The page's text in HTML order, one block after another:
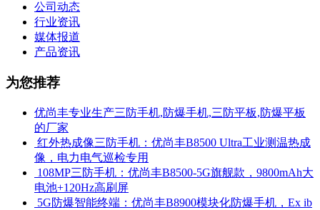
公司动态
行业资讯
媒体报道
产品资讯
为您推荐
优尚丰专业生产三防手机,防爆手机,三防平板,防爆平板
的厂家
​ 红外热成像三防手机：优尚丰B8500 Ultra工业测温热成
像，电力电气巡检专用
​ 108MP三防手机：优尚丰B8500-5G旗舰款，9800mAh大
电池+120Hz高刷屏
​ 5G防爆智能终端：优尚丰B8900模块化防爆手机，Ex ib